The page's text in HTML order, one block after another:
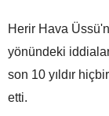
Herir Hava
yönündeki
son 10 yıldır
etti.